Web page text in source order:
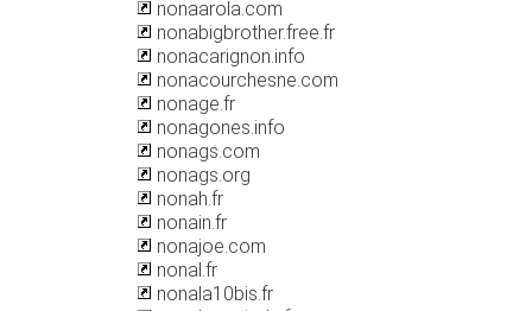
nonaarola.com
nonabigbrother.free.fr
nonacarignon.info
nonacourchesne.com
nonage.fr
nonagones.info
nonags.com
nonags.org
nonah.fr
nonain.fr
nonajoe.com
nonal.fr
nonala10bis.fr